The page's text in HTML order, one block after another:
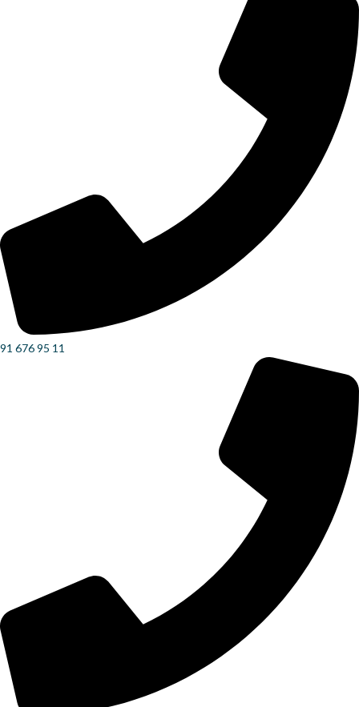
91 676 95 11